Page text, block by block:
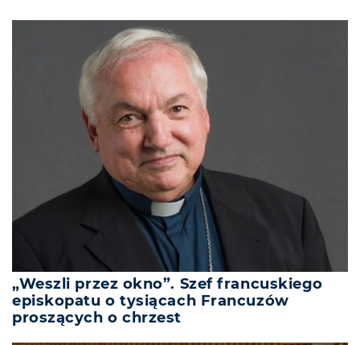
„Weszli przez okno”. Szef francuskiego
episkopatu o tysiącach Francuzów
proszących o chrzest